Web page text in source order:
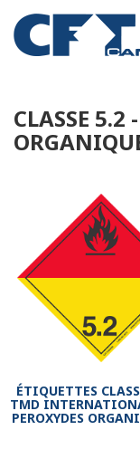
CLASSE 5.2
ÉTIQUETTES
TMD
PEROXYDES